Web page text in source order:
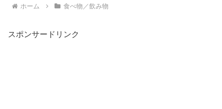
ホーム 食べ物／飲み物
スポンサードリンク